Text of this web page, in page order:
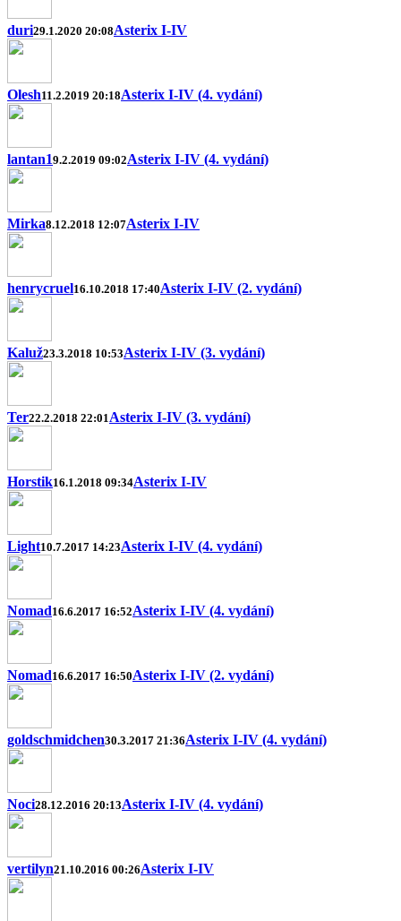
duri29.1.2020 20:08Asterix I-IV
Olesh11.2.2019 20:18Asterix I-IV (4. vydání)
lantan19.2.2019 09:02Asterix I-IV (4. vydání)
Mirka8.12.2018 12:07Asterix I-IV
henrycruel16.10.2018 17:40Asterix I-IV (2. vydání)
Kaluž23.3.2018 10:53Asterix I-IV (3. vydání)
Ter22.2.2018 22:01Asterix I-IV (3. vydání)
Horstik16.1.2018 09:34Asterix I-IV
Light10.7.2017 14:23Asterix I-IV (4. vydání)
Nomad16.6.2017 16:52Asterix I-IV (4. vydání)
Nomad16.6.2017 16:50Asterix I-IV (2. vydání)
goldschmidchen30.3.2017 21:36Asterix I-IV (4. vydání)
Noci28.12.2016 20:13Asterix I-IV (4. vydání)
vertilyn21.10.2016 00:26Asterix I-IV